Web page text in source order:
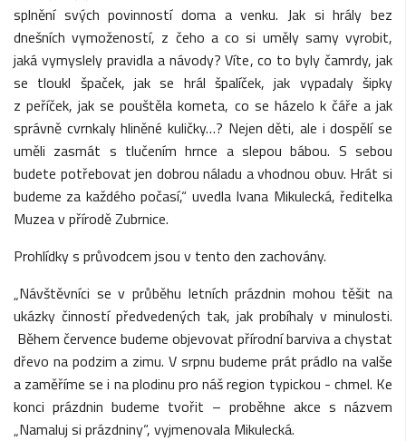
splnění svých povinností doma a venku. Jak si hrály bez
dnešních vymožeností, z čeho a co si uměly samy vyrobit,
jaká vymyslely pravidla a návody? Víte, co to byly čamrdy, jak
se tloukl špaček, jak se hrál špalíček, jak vypadaly šipky
z peříček, jak se pouštěla kometa, co se házelo k čáře a jak
správně cvrnkaly hliněné kuličky…? Nejen děti, ale i dospělí se
uměli zasmát s tlučením hrnce a slepou bábou. S sebou
budete potřebovat jen dobrou náladu a vhodnou obuv. Hrát si
budeme za každého počasí,“ uvedla Ivana Mikulecká, ředitelka
Muzea v přírodě Zubrnice.
Prohlídky s průvodcem jsou v tento den zachovány.
„Návštěvníci se v průběhu letních prázdnin mohou těšit na
ukázky činností předvedených tak, jak probíhaly v minulosti.
Během července budeme objevovat přírodní barviva a chystat
dřevo na podzim a zimu. V srpnu budeme prát prádlo na valše
a zaměříme se i na plodinu pro náš region typickou - chmel. Ke
konci prázdnin budeme tvořit – proběhne akce s názvem
„Namaluj si prázdniny“, vyjmenovala Mikulecká.